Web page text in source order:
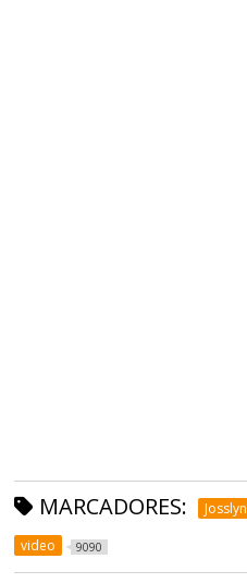
MARCADORES: Josslyn
video 9090